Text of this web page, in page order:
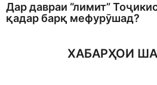
Дар давраи “лимит”
қадар барқ мефурӯшад?
ХАБАРҲОИ